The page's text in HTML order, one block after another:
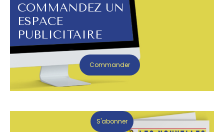
COMMANDEZ UN
ESPACE
PUBLICITAIRE
Commander
S'abonner